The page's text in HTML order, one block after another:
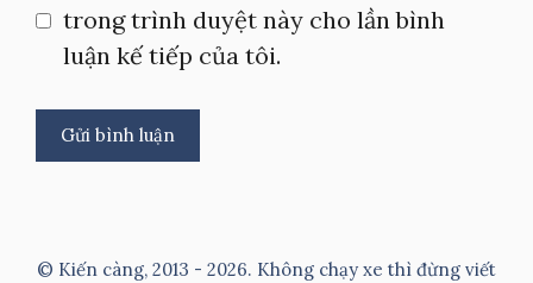
trong trình duyệt này cho lần bình
luận kế tiếp của tôi.
t
© Kiến càng, 2013 - 2026. Không chạy xe thì đừng viết